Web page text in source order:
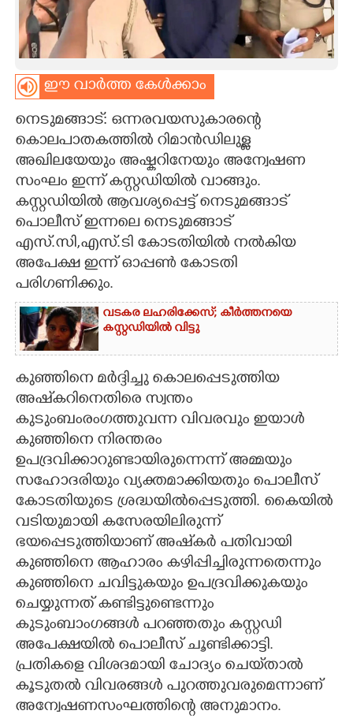
ART
ASTRO
CARTOONS
LITERATURE
ZOOM
ഈ വാർത്ത കേൾക്കാം
നെടുമങ്ങാട്: ഒന്നരവയസുകാരന്റെ
കൊലപാതകത്തിൽ റിമാൻഡിലുള്ള
അഖിലയേയും അഷ്കറിനേയും അന്വേഷണ
സംഘം ഇന്ന് കസ്റ്റഡിയിൽ വാങ്ങും.
കസ്റ്റഡിയിൽ ആവശ്യപ്പെട്ട് നെടുമങ്ങാട്
പൊലീസ് ഇന്നലെ നെടുമങ്ങാട്
എസ്.സി,എസ്.ടി കോടതിയിൽ നൽകിയ
അപേക്ഷ ഇന്ന് ഓപ്പൺ കോടതി
പരിഗണിക്കും.
വടകര ലഹരിക്കേസ്; കീർത്തനയെ
കസ്റ്റഡിയിൽ വിട്ടു
കുഞ്ഞിനെ മർദ്ദിച്ചു കൊലപ്പെടുത്തിയ
അഷ്‌കറിനെതിരെ സ്വന്തം
കുടുംബംരംഗത്തുവന്ന വിവരവും ഇയാൾ
കുഞ്ഞിനെ നിരന്തരം
ഉപദ്രവിക്കാറുണ്ടായിരുന്നെന്ന് അമ്മയും
സഹോദരിയും വ്യക്തമാക്കിയതും പൊലീസ്
കോടതിയുടെ ശ്രദ്ധയിൽപ്പെടുത്തി. കൈയിൽ
വടിയുമായി കസേരയിലിരുന്ന്
ഭയപ്പെടുത്തിയാണ് അഷ്‌കർ പതിവായി
കുഞ്ഞിനെ ആഹാരം കഴിപ്പിച്ചിരുന്നതെന്നും
കുഞ്ഞിനെ ചവിട്ടുകയും ഉപദ്രവിക്കുകയും
ചെയ്യുന്നത് കണ്ടിട്ടുണ്ടെന്നും
കുടുംബാംഗങ്ങൾ പറഞ്ഞതും കസ്റ്റഡി
അപേക്ഷയിൽ പൊലീസ് ചൂണ്ടിക്കാട്ടി.
പ്രതികളെ വിശദമായി ചോദ്യം ചെയ്‌താൽ
കൂടുതൽ വിവരങ്ങൾ പുറത്തുവരുമെന്നാണ്
അന്വേഷണസംഘത്തിന്റെ അനുമാനം.